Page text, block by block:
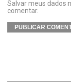
Salvar meus dados
comentar.